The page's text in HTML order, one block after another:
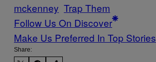
mckenney Trap Them
Follow Us On Discover
Make Us Preferred In Top Stories
Share: